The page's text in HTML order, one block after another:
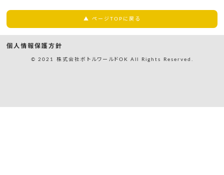
▲ ページTOPに戻る
個人情報保護方針
© 2021 株式会社ボトルワールドOK All Rights Reserved.